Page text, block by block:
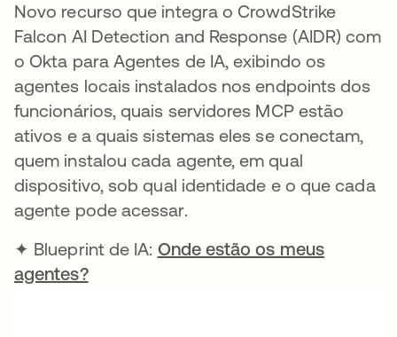
Novo recurso que integra o CrowdStrike
Falcon AI Detection and Response (AIDR) com
o Okta para Agentes de IA, exibindo os
agentes locais instalados nos endpoints dos
funcionários, quais servidores MCP estão
ativos e a quais sistemas eles se conectam,
quem instalou cada agente, em qual
dispositivo, sob qual identidade e o que cada
agente pode acessar.
✦ Blueprint de IA: Onde estão os meus
agentes?